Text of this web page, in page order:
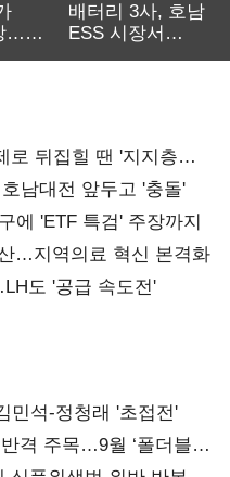
…
배터리 3사, 호남
ESS 시장서
로 뒤집힐 땐 '지지층
남대전 앞두고 '충돌'
에 'ETF 특검' 주장까지
…지역의료 혁신 본격화
도 '공급 속도전'
민석-정청래 '초접전'
격 주목…9월 ‘폴더블